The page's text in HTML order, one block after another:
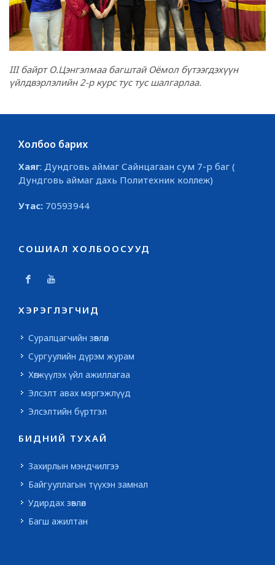
III байрт О.Цэнгэлмаа багштай Оёмол бүтээгдэхүүн
үйлдвэрлэлийн 2-р курс тус тус шалгарлаа.
Холбоо барих
Хаяг: Дундговь аймаг Сайнцагаан сум 7-р баг (
Дундговь аймаг дахь Политехник коллеж)
Утас: 70593944
СОШИАЛ ХОЛБООСУУД
ХЭРЭГЛЭГЧИД
Суралцагчийн зөвлөл
Сургуулийн дүрэм журам
Хөгжүүлэх үйл ажиллагаа
Элсэлт авах мэргэжлүүд
Элсэлтийн бүртгэл
БИДНИЙ ТУХАЙ
Захирлын мэндчилгээ
Байгууллагын түүхэн замнал
Удирдах зөвлөл
Багш ажилтан